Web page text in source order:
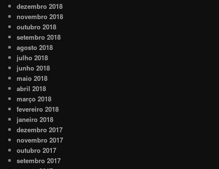
dezembro 2018
novembro 2018
outubro 2018
setembro 2018
agosto 2018
julho 2018
junho 2018
maio 2018
abril 2018
março 2018
fevereiro 2018
janeiro 2018
dezembro 2017
novembro 2017
outubro 2017
setembro 2017